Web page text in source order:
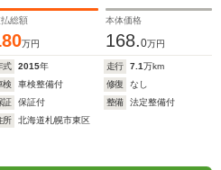
総額
万円
本体価格
168.0万円
式 2015年 走行 7.1万km
検
車検整備付 修復
なし
証
保証付 整備
法定整備付
所
北海道札幌市東区